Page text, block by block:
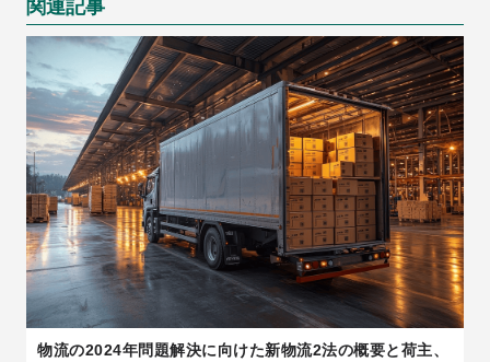
関連記事
物流の2024年問題解決に向けた新物流2法の概要と荷主、